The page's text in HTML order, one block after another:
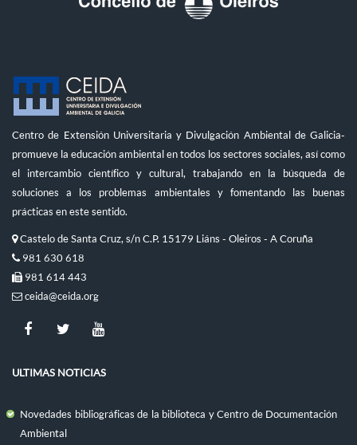
Centro de Extensión Universitaria y Divulgación Ambiental de Galicia-
promueve la educación ambiental en todos los sectores sociales, así como
el intercambio científico y cultural, trabajando en la búsqueda de
soluciones a los problemas ambientales y fomentando las buenas
prácticas en este sentido.
Castelo de Santa Cruz, s/n C.P. 15179 Liáns - Oleiros - A Coruña
981 630 618
981 614 443
ceida@ceida.org
ULTIMAS NOTICIAS
Novedades bibliográficas de la biblioteca y Centro de Documentación
Ambiental